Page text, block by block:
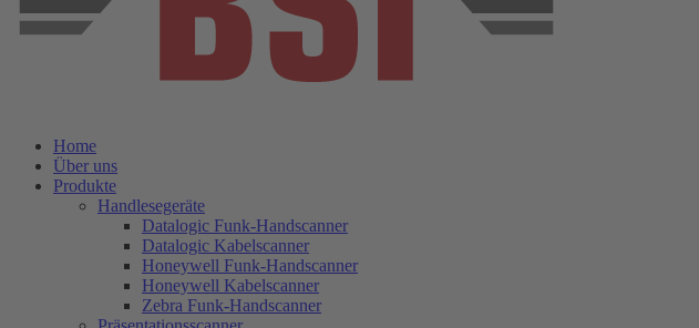
Home
Über uns
Produkte
Handlesegeräte
Datalogic Funk-Handscanner
Datalogic Kabelscanner
Honeywell Funk-Handscanner
Honeywell Kabelscanner
Zebra Funk-Handscanner